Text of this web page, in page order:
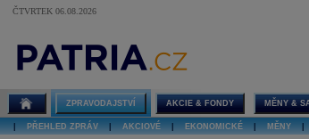
ČTVRTEK 06.08.2026
ZPRAVODAJSTVÍ AKCIE & FONDY MĚNY &
PŘEHLED ZPRÁV AKCIOVÉ EKONOMICKÉ MĚNY